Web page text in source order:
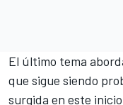
El último tema
que sigue siendo
surgida en este